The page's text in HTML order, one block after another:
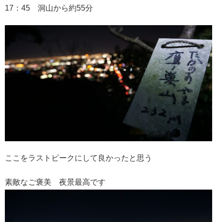
17：45 洞山から約55分
ここをラストピークにして良かったと思う
素敵なご褒美 夜景最高です